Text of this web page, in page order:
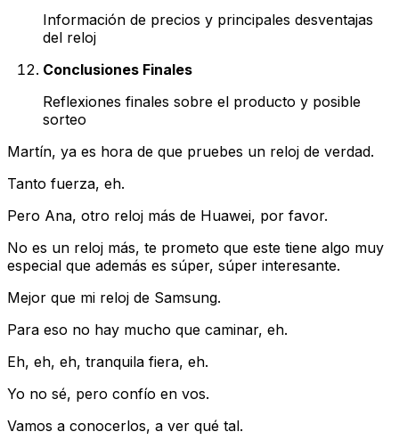
Información de precios y principales desventajas
del reloj
Conclusiones Finales
Reflexiones finales sobre el producto y posible
sorteo
Martín, ya es hora de que pruebes un reloj de verdad.
Tanto fuerza, eh.
Pero Ana, otro reloj más de Huawei, por favor.
No es un reloj más, te prometo que este tiene algo muy
especial que además es súper, súper interesante.
Mejor que mi reloj de Samsung.
Para eso no hay mucho que caminar, eh.
Eh, eh, eh, tranquila fiera, eh.
Yo no sé, pero confío en vos.
Vamos a conocerlos, a ver qué tal.